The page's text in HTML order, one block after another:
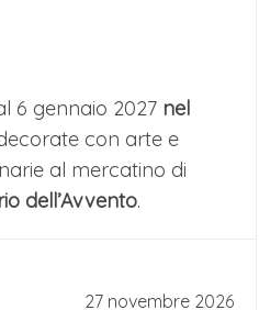
Loacker situato a
che il factory shop. Il
in Tirolo, costituisce
del noto
per la visita della
6 gennaio 2027 nel
con arte e
al mercatino di
dell’Avvento.
27 novembre 2026